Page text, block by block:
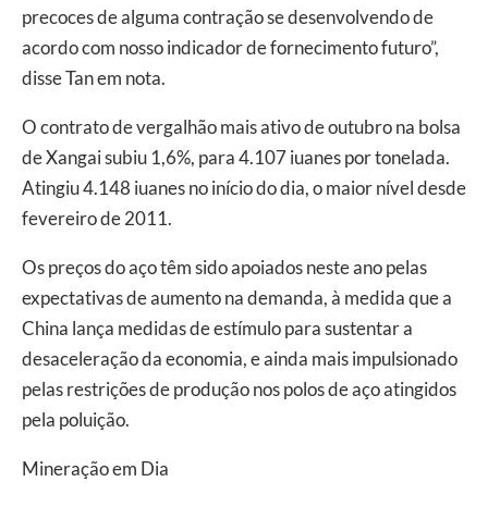
precoces de alguma contração se desenvolvendo de
acordo com nosso indicador de fornecimento futuro”,
disse Tan em nota.
O contrato de vergalhão mais ativo de outubro na bolsa
de Xangai subiu 1,6%, para 4.107 iuanes por tonelada.
Atingiu 4.148 iuanes no início do dia, o maior nível desde
fevereiro de 2011.
Os preços do aço têm sido apoiados neste ano pelas
expectativas de aumento na demanda, à medida que a
China lança medidas de estímulo para sustentar a
desaceleração da economia, e ainda mais impulsionado
pelas restrições de produção nos polos de aço atingidos
pela poluição.
Mineração em Dia